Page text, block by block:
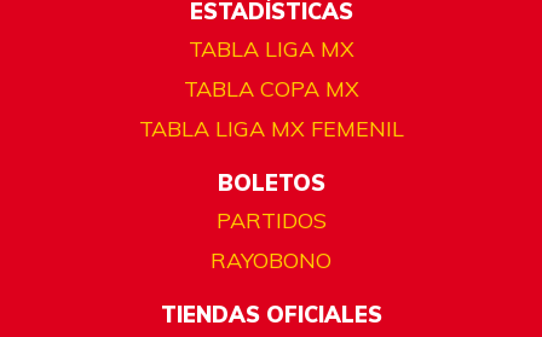
ESTADÍSTICAS
TABLA LIGA MX
TABLA COPA MX
TABLA LIGA MX FEMENIL
BOLETOS
PARTIDOS
RAYOBONO
TIENDAS OFICIALES